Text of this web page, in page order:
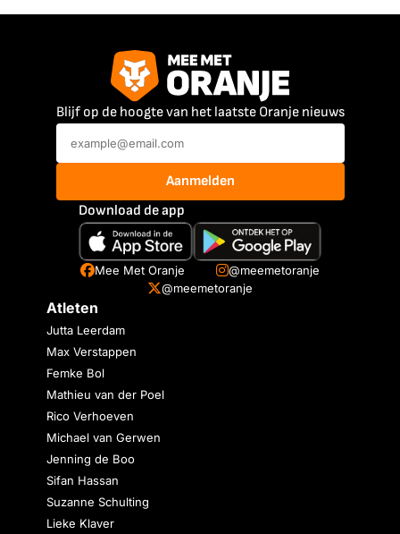
Blijf op de hoogte van het laatste Oranje nieuws
Aanmelden
Download de app
Mee Met Oranje
@meemetoranje
@meemetoranje
Atleten
Jutta Leerdam
Max Verstappen
Femke Bol
Mathieu van der Poel
Rico Verhoeven
Michael van Gerwen
Jenning de Boo
Sifan Hassan
Suzanne Schulting
Lieke Klaver